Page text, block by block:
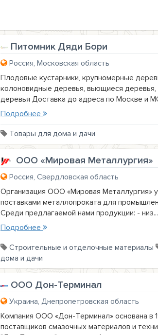
Питомник Дяди Бори
Россия, Московская область
Плодовые кустарники, крупномерные
колоновидные деревья, вьющиеся
деревья Доставка до адреса по Москве и
Подробнее
Товары для дома и дачи
ООО «Мировая Металлургия»
Россия, Свердловская область
Организация ООО «Мировая Металлургия»
поставками металлопроката для
Среди предлагаемой нами продукции: - низ...
Подробнее
Строительные и отделочные материалы
дома и дачи
ООО Дон-Терминал
Украина, Днепропетровская область
Компания ООО «Дон-Терминал» основана в
поставщиков смазочных материалов и